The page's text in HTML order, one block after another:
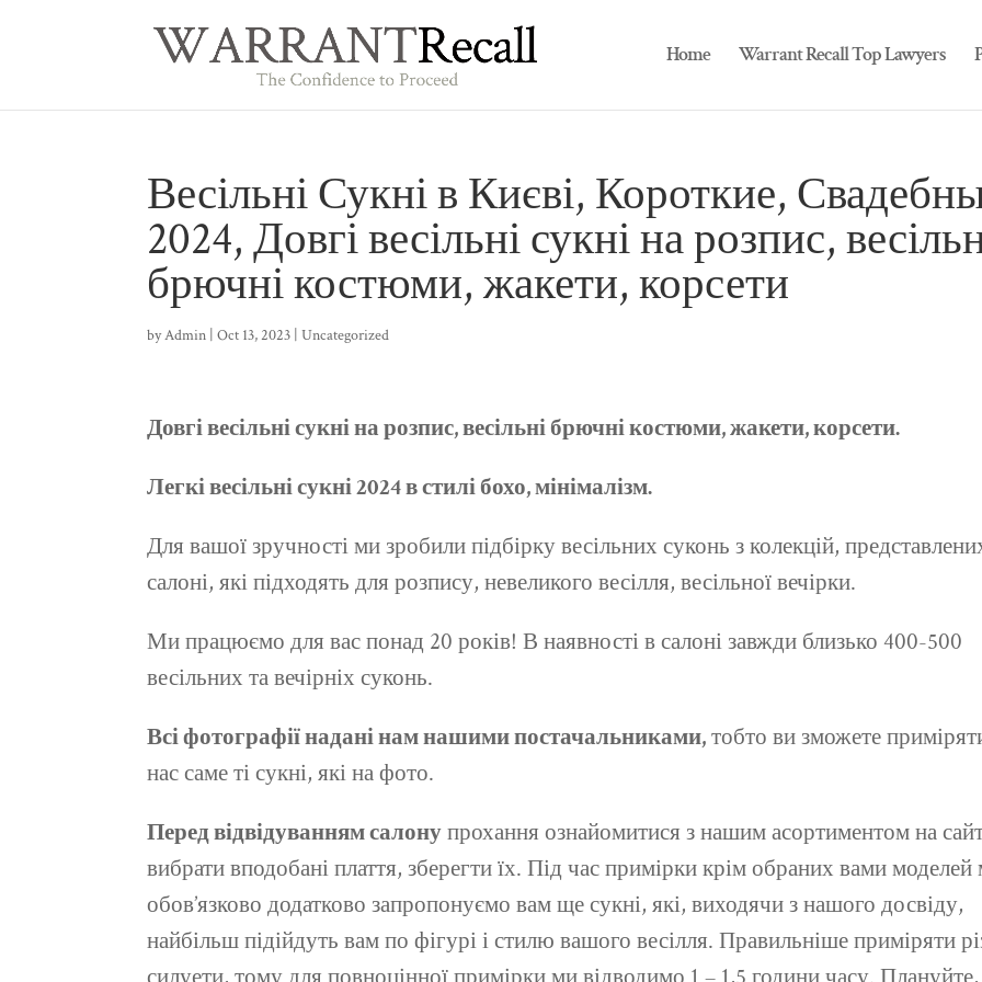
Home Warrant Recall Top Lawyers
Весільні Сукні в Києві, Короткие,
2024, Довгі весільні сукні на розпис,
брючні костюми, жакети, корсети
byAdmin |Oct 13, 2023 |Uncategorized
Довгі весільні сукні на розпис, весільні брючні костюми, жакети, корсети.
Легкі весільні сукні 2024 в стилі бохо, мінімалізм.
Для вашої зручності ми зробили підбірку весільних суконь з колекцій,
салоні, які підходять для розпису, невеликого весілля, весільної вечірки.
Ми працюємо для вас понад 20 років! В наявності в салоні завжди близько 400-500
весільних та вечірніх суконь.
Всі фотографії надані нам нашими постачальниками,тобто ви зможете
нас саме ті сукні, які на фото.
Перед відвідуванням салонупрохання ознайомитися з нашим асортиментом на
вибрати вподобані плаття, зберегти їх. Під час примірки крім обраних вами моделей
обов’язково додатково запропонуємо вам ще сукні, які, виходячи з нашого досвіду,
найбільш підійдуть вам по фігурі і стилю вашого весілля. Правильніше приміряти